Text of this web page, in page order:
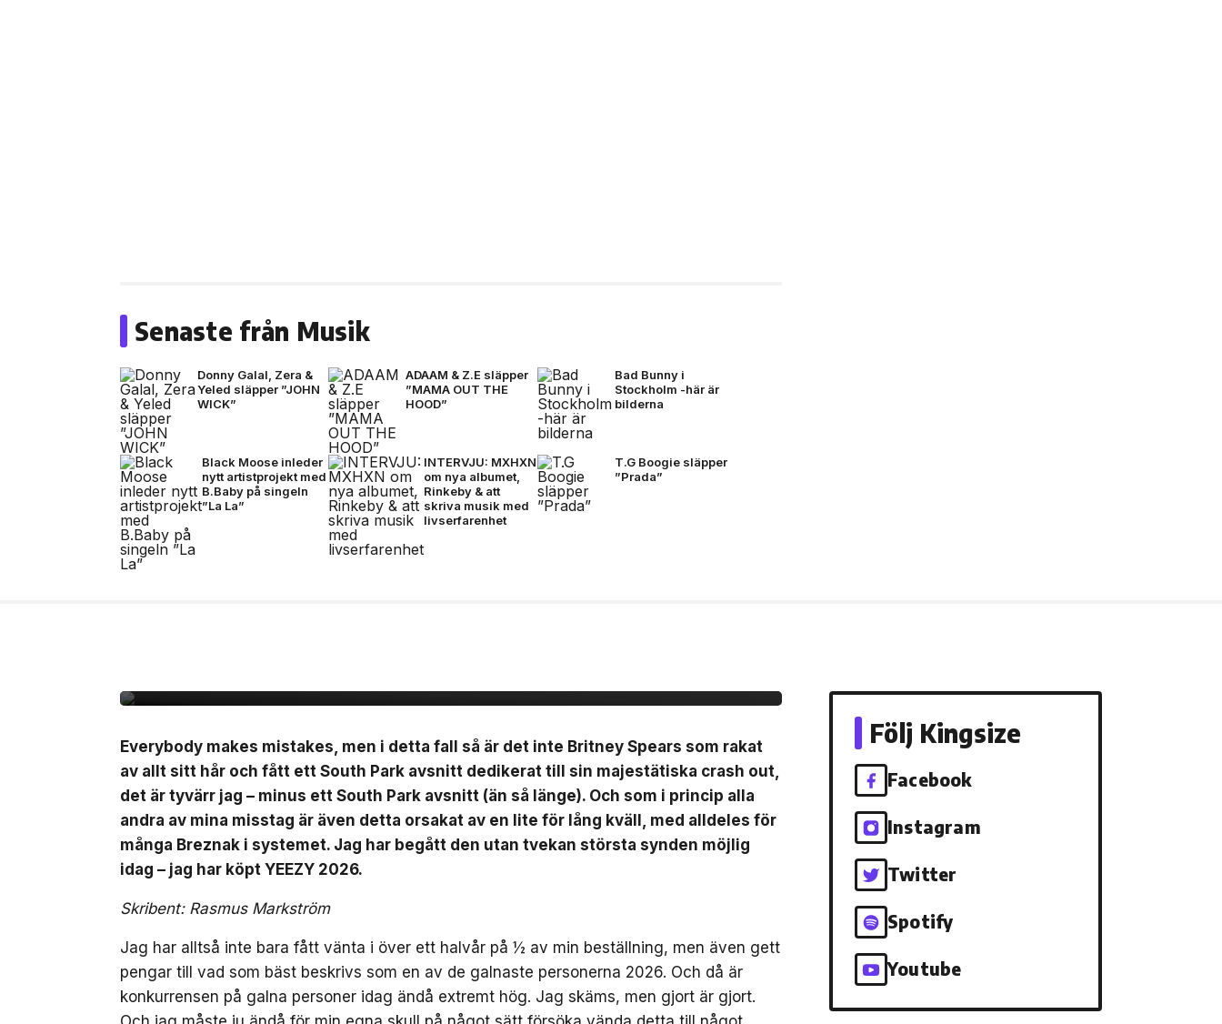
Senaste från Musik
Donny Galal, Zera &
Yeled släpper ”JOHN
WICK”
ADAAM & Z.E släpper
”MAMA OUT THE
HOOD”
Bad Bunny i
Stockholm -här är
bilderna
Black Moose inleder
nytt artistprojekt med
B.Baby på singeln
”La La”
INTERVJU: MXHXN
om nya albumet,
Rinkeby & att
skriva musik med
livserfarenhet
T.G Boogie släpper
”Prada”
Everybody makes mistakes, men i detta fall så är det inte Britney Spears som rakat
av allt sitt hår och fått ett South Park avsnitt dedikerat till sin majestätiska crash out,
det är tyvärr jag – minus ett South Park avsnitt (än så länge). Och som i princip alla
andra av mina misstag är även detta orsakat av en lite för lång kväll, med alldeles för
många Breznak i systemet. Jag har begått den utan tvekan största synden möjlig
idag – jag har köpt YEEZY 2026.
Skribent: Rasmus Markström
Jag har alltså inte bara fått vänta i över ett halvår på ½ av min beställning, men även gett
pengar till vad som bäst beskrivs som en av de galnaste personerna 2026. Och då är
konkurrensen på galna personer idag ändå extremt hög. Jag skäms, men gjort är gjort.
Följ Kingsize
Facebook
Instagram
Twitter
Spotify
Youtube